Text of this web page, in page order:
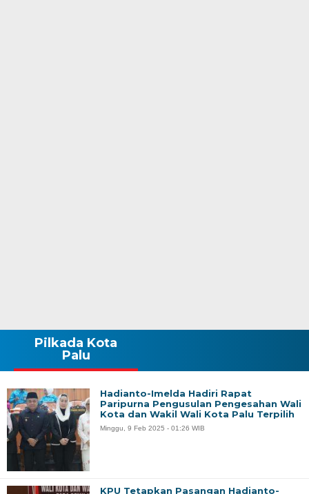
Pilkada Kota
Palu
Hadianto-Imelda Hadiri Rapat
Paripurna Pengusulan Pengesahan Wali
Kota dan Wakil Wali Kota Palu Terpilih
Minggu, 9 Feb 2025 - 01:26 WIB
KPU Tetapkan Pasangan Hadianto-